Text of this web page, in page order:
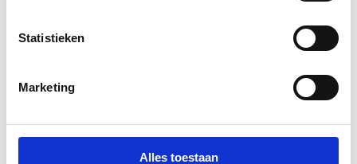
Statistieken
Marketing
Alles toestaan
Met oplaadeenheid